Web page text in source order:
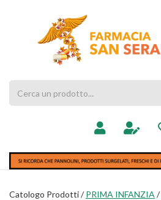
Prodotto
Catologo Prodotti /PRIMA INFANZIA /